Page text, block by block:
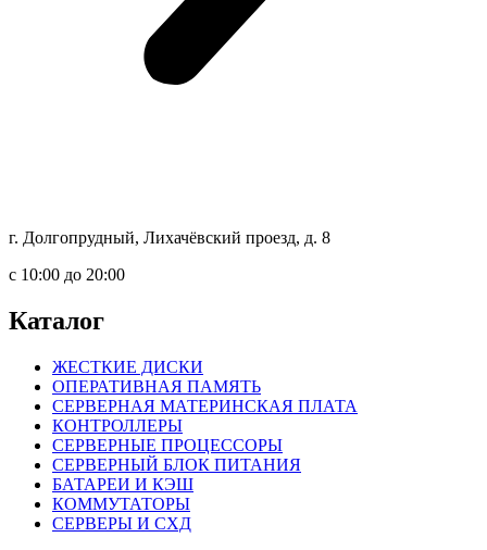
г. Долгопрудный, Лихачёвский проезд, д. 8
c 10:00 до 20:00
Каталог
ЖЕСТКИЕ ДИСКИ
ОПЕРАТИВНАЯ ПАМЯТЬ
СЕРВЕРНАЯ МАТЕРИНСКАЯ ПЛАТА
КОНТРОЛЛЕРЫ
СЕРВЕРНЫЕ ПРОЦЕССОРЫ
СЕРВЕРНЫЙ БЛОК ПИТАНИЯ
БАТАРЕИ И КЭШ
КОММУТАТОРЫ
СЕРВЕРЫ И СХД